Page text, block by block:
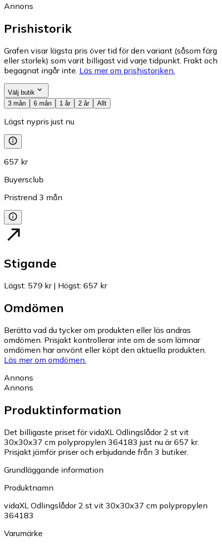
Annons
Prishistorik
Grafen visar lägsta pris över tid för den variant (såsom färg
eller storlek) som varit billigast vid varje tidpunkt. Frakt och
begagnat ingår inte. Läs mer om prishistoriken.
Välj butik
3 mån
6 mån 1 år 2 år Allt
Lägst nypris just nu
657 kr
Buyersclub
Pristrend 3 mån
Stigande
Lägst: 579 kr| Högst: 657 kr
Omdömen
Berätta vad du tycker om produkten eller läs andras
omdömen. Prisjakt kontrollerar inte om de som lämnar
omdömen har använt eller köpt den aktuella produkten.
Läs mer om omdömen.
Annons
Annons
Produktinformation
Det billigaste priset för vidaXL Odlingslådor 2 st vit
30x30x37 cm polypropylen 364183 just nu är 657 kr.
Prisjakt jämför priser och erbjudande från 3 butiker.
Grundläggande information
Produktnamn
vidaXL Odlingslådor 2 st vit 30x30x37 cm polypropylen
364183
Varumärke